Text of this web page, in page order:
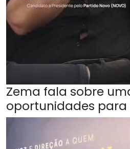
Zema fala sobre
oportunidades para